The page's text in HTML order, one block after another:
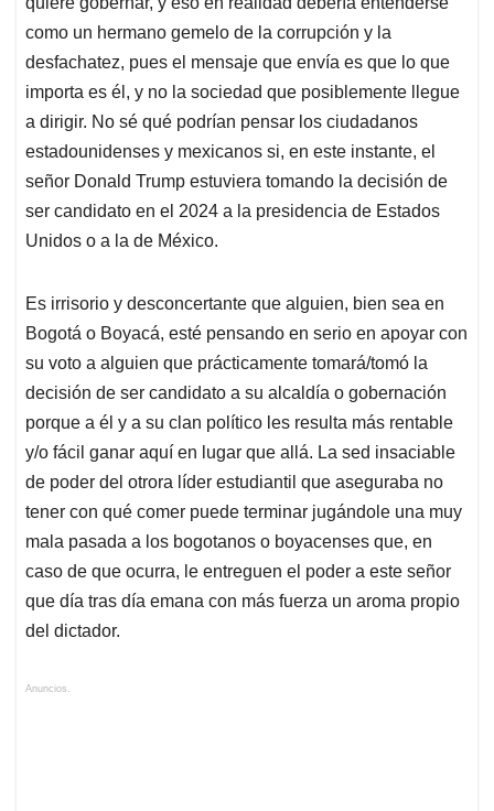
como un hermano gemelo de la corrupción y la
desfachatez, pues el mensaje que envía es que lo que
importa es él, y no la sociedad que posiblemente llegue
a dirigir. No sé qué podrían pensar los ciudadanos
estadounidenses y mexicanos si, en este instante, el
señor Donald Trump estuviera tomando la decisión de
ser candidato en el 2024 a la presidencia de Estados
Unidos o a la de México.
Es irrisorio y desconcertante que alguien, bien sea en
Bogotá o Boyacá, esté pensando en serio en apoyar con
su voto a alguien que prácticamente tomará/tomó la
decisión de ser candidato a su alcaldía o gobernación
porque a él y a su clan político les resulta más rentable
y/o fácil ganar aquí en lugar que allá. La sed insaciable
de poder del otrora líder estudiantil que aseguraba no
tener con qué comer puede terminar jugándole una muy
mala pasada a los bogotanos o boyacenses que, en
caso de que ocurra, le entreguen el poder a este señor
que día tras día emana con más fuerza un aroma propio
del dictador.
Anuncios.